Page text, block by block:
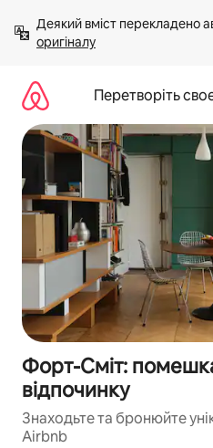
вмісту
Деякий вміст перекладено
оригіналу
Перетворіть
Форт-Сміт:
відпочинку
Знаходьте та бронюйте
Airbnb